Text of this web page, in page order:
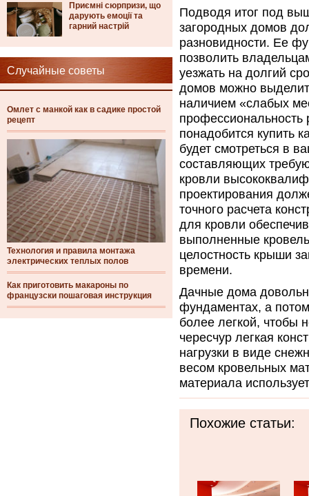
Приємні сюрпризи, що
дарують емоції та
гарний настрій
Случайные советы
Омлет с манкой как в садике простой
рецепт
Технология и правила монтажа
электрических теплых полов
Как приготовить макароны по
французски пошаговая инструкция
Подводя итог под
загородных домов
разновидности. Ее
позволить
уезжать на долгий
домов можно
наличием «слабых
профессиональность
понадобится купить
будет смотреться в
составляющих
кровли
проектирования
точного расчета
для кровли
выполненные
целостность крыши
времени.
Дачные дома
фундаментах, а
более легкой, чтобы
чересчур легкая
нагрузки в виде
весом кровельных
материала
Похожие статьи: